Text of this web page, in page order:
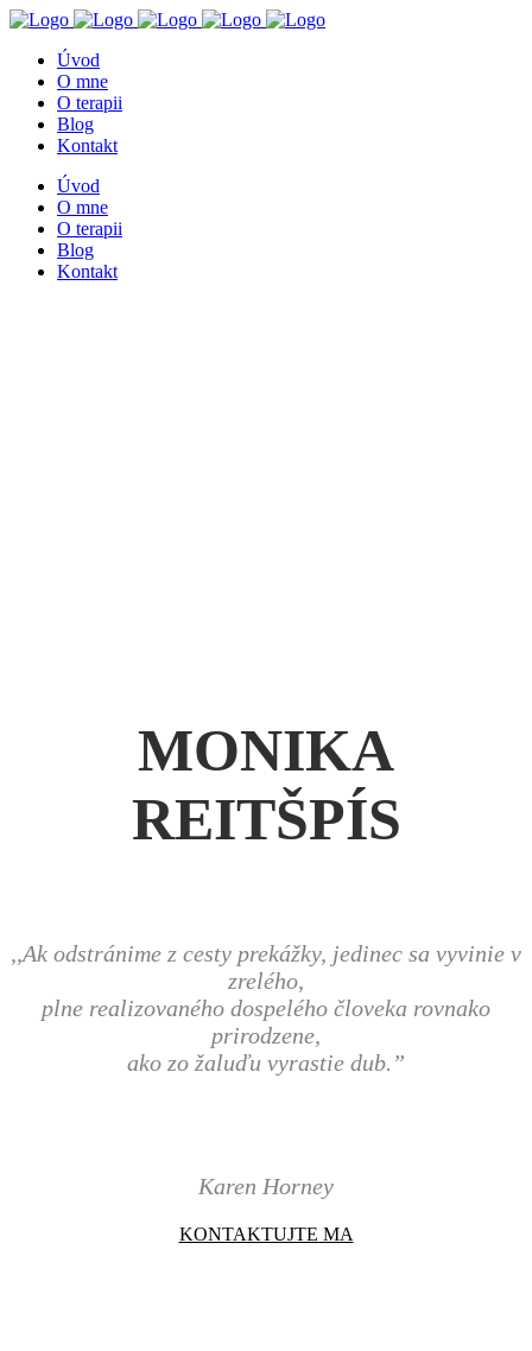
Úvod
O mne
O terapii
Blog
Kontakt
Úvod
O mne
O terapii
Blog
Kontakt
MONIKA
REITŠPÍS
,,Ak odstránime z cesty prekážky, jedinec sa vyvinie v
zrelého,
plne realizovaného dospelého človeka rovnako
prirodzene,
ako zo žaluďu vyrastie dub.”
Karen Horney
KONTAKTUJTE MA